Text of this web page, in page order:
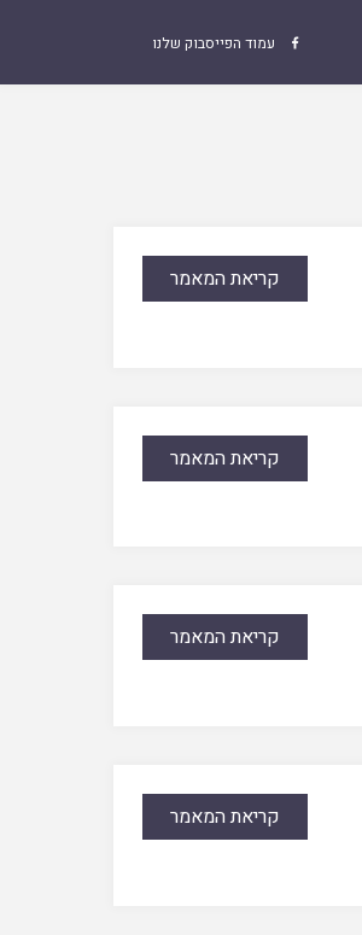
 עמוד הפייסבוק שלנו
קריאת המאמר
קריאת המאמר
קריאת המאמר
קריאת המאמר